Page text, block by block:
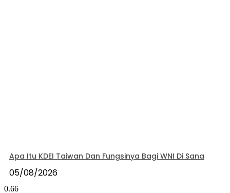
Apa Itu KDEI Taiwan Dan Fungsinya Bagi WNI Di Sana
05/08/2026